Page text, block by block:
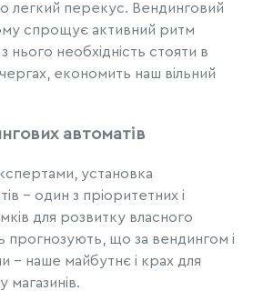
легкий перекус. Вендинговий
спрощує активний ритм
нього необхідність стояти в
економить наш вільний
автоматів
установка
- один з пріоритетних і
для розвитку власного
прогнозують, що за вендингом і
- наше майбутнє і крах для
магазинів.